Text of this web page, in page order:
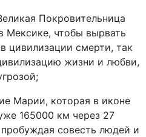
Покровительница
Мексике, чтобы вырвать
цивилизации смерти, так
жизни и любви,
Марии, которая в иконе
165000 км через 27
совесть людей и